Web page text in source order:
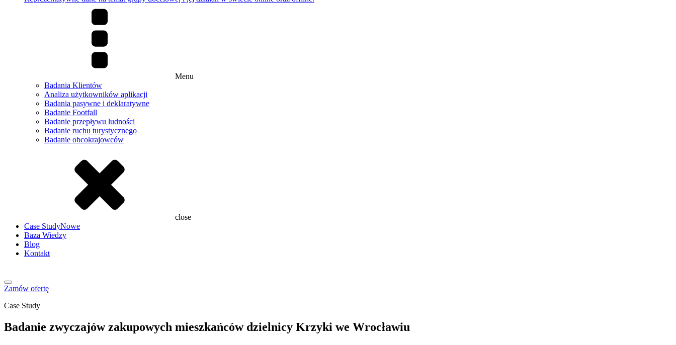
Menu
Badania Klientów
Analiza użytkowników aplikacji
Badania pasywne i deklaratywne
Badanie Footfall
Badanie przepływu ludności
Badanie ruchu turystycznego
Badanie obcokrajowców
close
Case StudyNowe
Baza Wiedzy
Blog
Kontakt
Zamów ofertę
Case Study
Badanie zwyczajów zakupowych mieszkańców dzielnicy Krzyki we Wrocławiu